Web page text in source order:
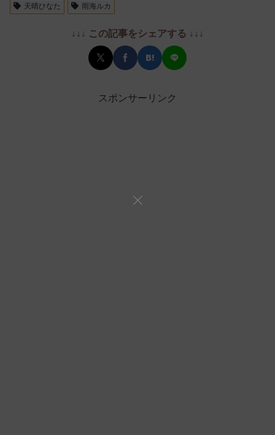
天晴ひなた 雨海ルカ
↓↓↓ この記事をシェアする ↓↓↓
スポンサーリンク